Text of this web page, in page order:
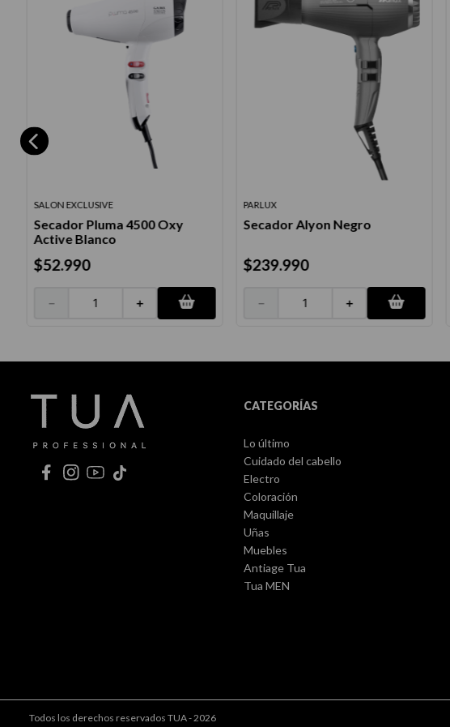
SALON EXCLUSIVE
Secador Pluma 4500 Oxy
Active Blanco
$52.990
＋
－
PARLUX
Secador Alyon Negro
$239.990
＋
－
CATEGORÍAS
Lo último
Cuidado del cabello
Electro
Coloración
Maquillaje
Uñas
Muebles
Antiage Tua
Tua MEN
Todos los derechos reservados TUA - 2026